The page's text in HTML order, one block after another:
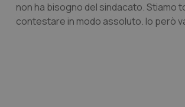
non ha bisogno del sindacato. Stiamo
contestare in modo assoluto. Io però